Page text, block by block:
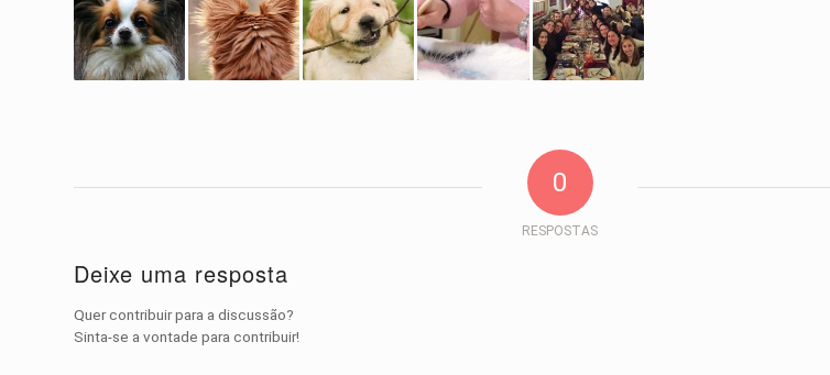
0
RESPOSTAS
Deixe uma resposta
Quer contribuir para a discussão?
Sinta-se a vontade para contribuir!